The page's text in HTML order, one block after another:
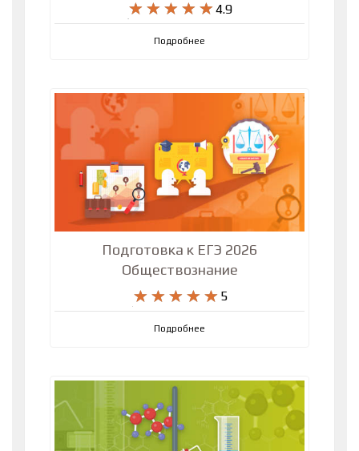
4.9
Подробнее
Подготовка к ЕГЭ 2026
Обществознание
5
Подробнее